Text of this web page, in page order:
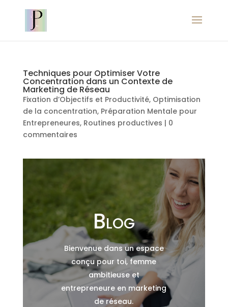
Techniques pour Optimiser Votre
Concentration dans un Contexte de
Marketing de Réseau
Fixation d’Objectifs et Productivité, Optimisation
de la concentration, Préparation Mentale pour
Entrepreneures, Routines productives | 0
commentaires
Blog
Bienvenue dans un espace
conçu pour toi, femme
ambitieuse et
entrepreneure en marketing
de réseau.